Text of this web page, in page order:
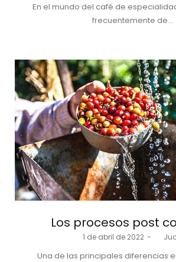
En el mundo del café de
frecuentemente de…
Los procesos post
Posted
1 de abril de 2022
Una de las principales diferencias